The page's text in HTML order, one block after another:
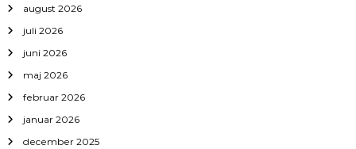
august 2026
juli 2026
juni 2026
maj 2026
februar 2026
januar 2026
december 2025